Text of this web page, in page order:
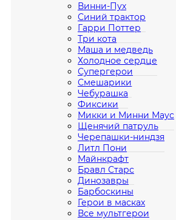
Винни-Пух
Синий трактор
Гарри Поттер
Три кота
Маша и медведь
Холодное сердце
Супергерои
Смешарики
Чебурашка
Фиксики
Микки и Минни Маус
Щенячий патруль
Черепашки-ниндзя
Литл Пони
Майнкрафт
Бравл Старс
Динозавры
Барбоскины
Герои в масках
Все мультгерои